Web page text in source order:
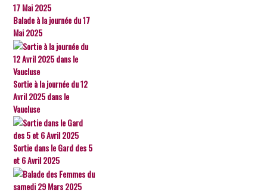
Balade à la journée du 17
Mai 2025
Sortie à la journée du 12
Avril 2025 dans le
Vaucluse
Sortie dans le Gard des 5
et 6 Avril 2025